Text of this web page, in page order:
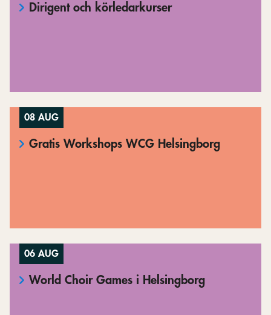
Dirigent och körledarkurser
08 AUG
Gratis Workshops WCG Helsingborg
06 AUG
World Choir Games i Helsingborg